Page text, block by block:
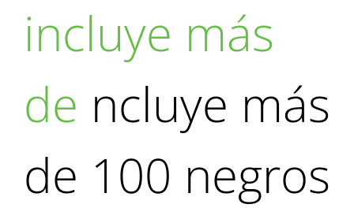
incluye más
de ncluye más
de 100 negros